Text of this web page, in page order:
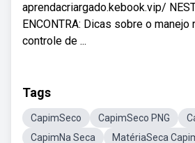
aprendacriargado.kebook.vip/
ENCONTRA: Dicas sobre o manejo
controle de ...
Tags
CapimSeco CapimSeco PNG
CapimNa Seca
MatériaSeca